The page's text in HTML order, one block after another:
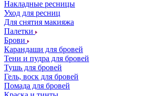
Накладные ресницы
Уход для ресниц
Для снятия макияжа
Палетки
Брови
Карандаши для бровей
Тени и пудра для бровей
Тушь для бровей
Гель, воск для бровей
Помада для бровей